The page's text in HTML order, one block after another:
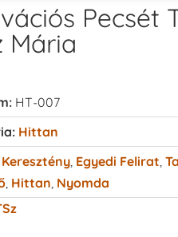
Pecsét
Mária
HT-007
Hittan
Keresztény, Egyedi Felirat
, Hittan Nyomda